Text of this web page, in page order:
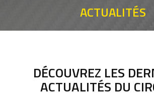
ACTUALITÉS
DÉCOUVREZ LES
ACTUALITÉS DU